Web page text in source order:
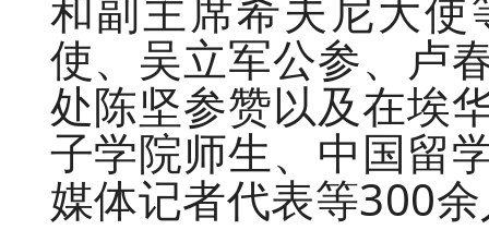
使、吴立军公参、卢
处陈坚参赞以及在埃
子学院师生、中国留
媒体记者代表等300